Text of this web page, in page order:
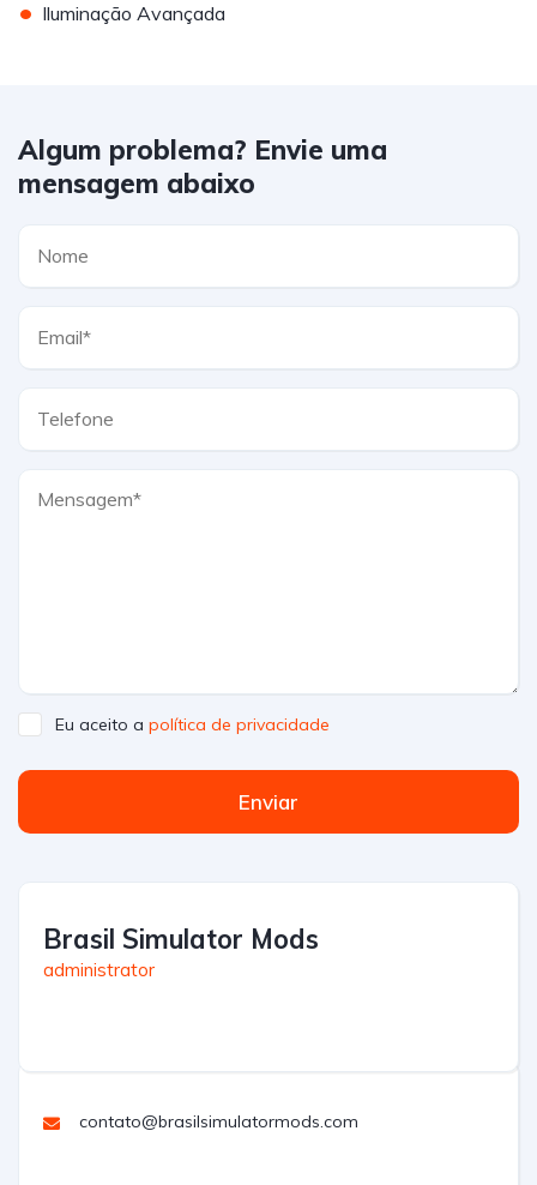
• Iluminação Avançada
Algum problema? Envie uma
mensagem abaixo
Eu aceito a política de privacidade
Enviar
Brasil Simulator Mods
administrator
contato@brasilsimulatormods.com